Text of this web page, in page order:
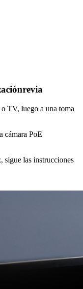
TV, luego a una toma
cámara PoE
sigue las instrucciones